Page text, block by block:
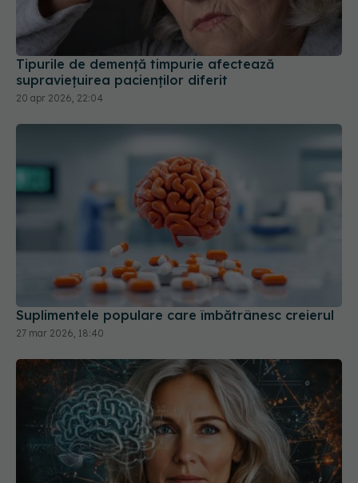
Tipurile de demență timpurie afectează
supraviețuirea pacienților diferit
20 apr 2026, 22:04
Suplimentele populare care îmbătrânesc creierul
27 mar 2026, 18:40